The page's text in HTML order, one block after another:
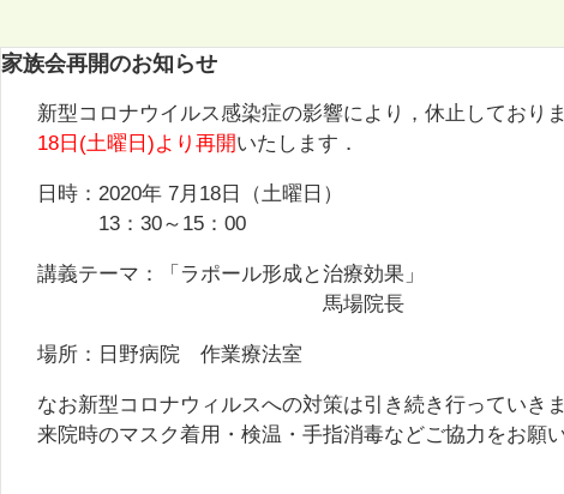
家族会再開のお知らせ
新型コロナウイルス感染症の影響により，休止しており
18日(土曜日)より再開いたします．
日時：2020年 7月18日（土曜日）
13：30～15：00
講義テーマ：「ラポール形成と治療効果」
馬場院長
場所：日野病院 作業療法室
なお新型コロナウィルスへの対策は引き続き行っていき
来院時のマスク着用・検温・手指消毒などご協力をお願